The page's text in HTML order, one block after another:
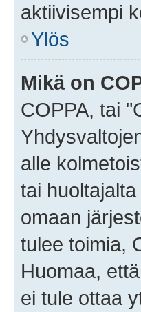
aktiivisempi
Ylös
Mikä on
COPPA, tai
alle
tai
omaan
tulee toimia,
Huomaa,
ei tule ottaa